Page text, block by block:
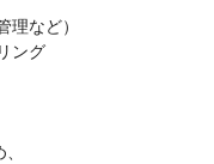
など）
ング